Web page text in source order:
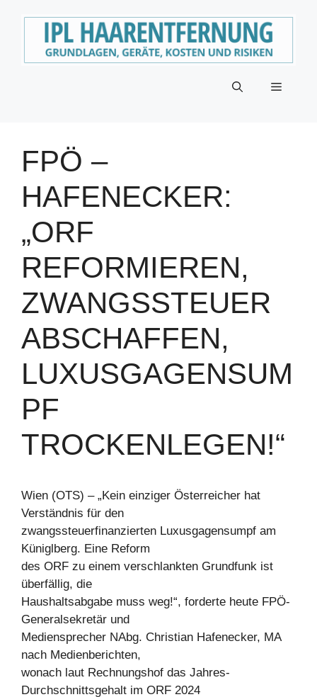
Menü
FPÖ –
HAFENECKER:
„ORF
REFORMIEREN,
ZWANGSSTEUER
ABSCHAFFEN,
LUXUSGAGENSUM
PF
TROCKENLEGEN!“
Wien (OTS) – „Kein einziger Österreicher hat
Verständnis für den
zwangssteuerfinanzierten Luxusgagensumpf am
Küniglberg. Eine Reform
des ORF zu einem verschlankten Grundfunk ist
überfällig, die
Haushaltsabgabe muss weg!“, forderte heute FPÖ-
Generalsekretär und
Mediensprecher NAbg. Christian Hafenecker, MA
nach Medienberichten,
wonach laut Rechnungshof das Jahres-
Durchschnittsgehalt im ORF 2024